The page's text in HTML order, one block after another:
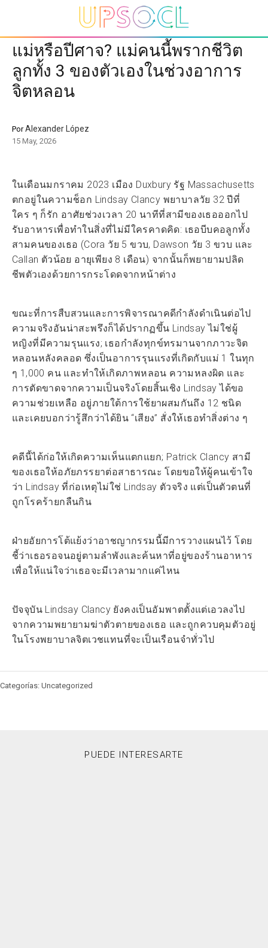
แม่หรือปีศาจ? แม่คนนี้พรากชีวิต
ลูกทั้ง 3 ของตัวเองในช่วงอาการ
จิตหลอน
PorAlexander López
15 May, 2026
ในเดือนมกราคม 2023 เมือง Duxbury รัฐ Massachusetts
ตกอยู่ในความช็อก Lindsay Clancy พยาบาลวัย 32 ปีที่
ใคร ๆ ก็รัก อาศัยช่วงเวลา 20 นาทีที่สามีของเธอออกไป
รับอาหารเพื่อทำในสิ่งที่ไม่มีใครคาดคิด: เธอบีบคอลูกทั้ง
สามคนของเธอ (Cora วัย 5 ขวบ, Dawson วัย 3 ขวบ และ
Callan ตัวน้อย อายุเพียง 8 เดือน) จากนั้นก็พยายามปลิด
ชีพตัวเองด้วยการกระโดดจากหน้าต่าง
ขณะที่การสืบสวนและการพิจารณาคดีกำลังดำเนินต่อไป
ความจริงอันน่าสะพรึงก็ได้ปรากฏขึ้น Lindsay ไม่ใช่ผู้
หญิงที่มีความรุนแรง; เธอกำลังทุกข์ทรมานจากภาวะจิต
หลอนหลังคลอด ซึ่งเป็นอาการรุนแรงที่เกิดกับแม่ 1 ในทุก
ๆ 1,000 คน และทำให้เกิดภาพหลอน ความหลงผิด และ
การตัดขาดจากความเป็นจริงโดยสิ้นเชิง Lindsay ได้ขอ
ความช่วยเหลือ อยู่ภายใต้การใช้ยาผสมกันถึง 12 ชนิด
และเคยบอกว่ารู้สึกว่าได้ยิน “เสียง” สั่งให้เธอทำสิ่งต่าง ๆ
คดีนี้ได้ก่อให้เกิดความเห็นแตกแยก; Patrick Clancy สามี
ของเธอให้อภัยภรรยาต่อสาธารณะ โดยขอให้ผู้คนเข้าใจ
ว่า Lindsay ที่ก่อเหตุไม่ใช่ Lindsay ตัวจริง แต่เป็นตัวตนที่
ถูกโรคร้ายกลืนกิน
ฝ่ายอัยการโต้แย้งว่าอาชญากรรมนี้มีการวางแผนไว้ โดย
ชี้ว่าเธอรอจนอยู่ตามลำพังและค้นหาที่อยู่ของร้านอาหาร
เพื่อให้แน่ใจว่าเธอจะมีเวลามากแค่ไหน
ปัจจุบัน Lindsay Clancy ยังคงเป็นอัมพาตตั้งแต่เอวลงไป
จากความพยายามฆ่าตัวตายของเธอ และถูกควบคุมตัวอยู่
ในโรงพยาบาลจิตเวชแทนที่จะเป็นเรือนจำทั่วไป
Categorías: Uncategorized
PUEDE INTERESARTE